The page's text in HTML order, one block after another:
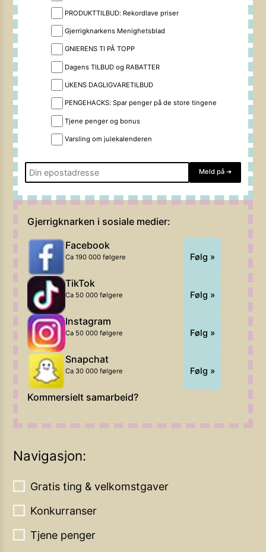
PRODUKTTILBUD: Rekordlave priser
Gjerrigknarkens Menighetsblad
GNIERENS TI PÅ TOPP
Dagens TILBUD og RABATTER
UKENS DAGLIGVARETILBUD
PENGEHACKS: Spar penger på de store tingene
Tjene penger og bonus
Varsling om julekalenderen
Meld på ➔
Gjerrigknarken i sosiale medier:
Facebook
Ca 190 000 følgere Følg »
TikTok
Ca 50 000 følgere Følg »
Instagram
Ca 50 000 følgere Følg »
Snapchat
Ca 30 000 følgere Følg »
Kommersielt samarbeid?
Navigasjon:
Gratis ting & velkomstgaver
Konkurranser
Tjene penger